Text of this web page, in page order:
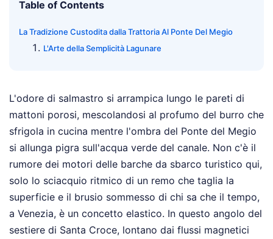
Table of Contents
La Tradizione Custodita dalla Trattoria Al Ponte Del Megio
L'Arte della Semplicità Lagunare
L'odore di salmastro si arrampica lungo le pareti di
mattoni porosi, mescolandosi al profumo del burro che
sfrigola in cucina mentre l'ombra del Ponte del Megio
si allunga pigra sull'acqua verde del canale. Non c'è il
rumore dei motori delle barche da sbarco turistico qui,
solo lo sciacquio ritmico di un remo che taglia la
superficie e il brusio sommesso di chi sa che il tempo,
a Venezia, è un concetto elastico. In questo angolo del
sestiere di Santa Croce, lontano dai flussi magnetici